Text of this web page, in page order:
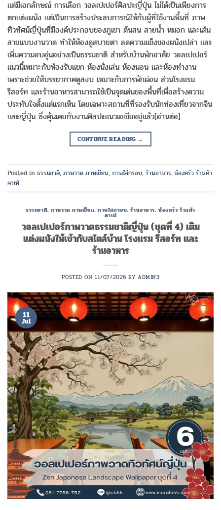
แต่มีเอกลักษณ์ การเลือก วอลเปเปอร์ศิลปะญี่ปุ่น ไม่ได้เป็นเพียงการ
ตกแต่งผนัง แต่เป็นการสร้างประสบการณ์ให้กับผู้ที่ใช้งานพื้นที่ ภาพ
ทิวทัศน์ญี่ปุ่นที่มีองค์ประกอบของภูเขา ต้นสน สายน้ำ หมอก และเส้น
สายแบบงานวาด ทำให้ห้องดูสบายตา ลดความแข็งของผนังเปล่า และ
เพิ่มความอบอุ่นอย่างเป็นธรรมชาติ สำหรับบ้านพักอาศัย วอลเปเปอร์
แนวนี้เหมาะกับห้องรับแขก ห้องนั่งเล่น ห้องนอน และห้องทำงาน
เพราะช่วยให้บรรยากาศดูสงบ เหมาะกับการพักผ่อน ส่วนโรงแรม
รีสอร์ท และร้านอาหารสามารถใช้เป็นจุดเด่นของพื้นที่เพื่อสร้างความ
ประทับใจตั้งแต่แรกเห็น โดยเฉพาะสถานที่ที่รองรับนักท่องเที่ยวจากจีน
และญี่ปุ่น ซึ่งคุ้นเคยกับงานศิลปะแนวเอเชียอยู่แล้ว[อ่านต่อ]
CONTINUE READING →
Posted in ธรรมชาติ, ภาพวาด ภาพเขียน, ภาพใส่กรอบ, ร้านอาหาร, ห้องครัว ร้านค้า
คาเฟ่
ธรรมชาติ,ภาพวาด ภาพเขียน,ภาพใส่กรอบ,ร้านอาหาร,ห้องครัว ร้านค้า
คาเฟ่
วอลเปเปอร์ภาพวาดธรรมชาติญี่ปุ่น (ชุดที่ 4) เติม
แต่งผนังให้เข้ากับสไตล์บ้าน โรงแรม รีสอร์ท และ
ร้านอาหาร
POSTED ON11/07/2026 BYADMIN3
11
Jul